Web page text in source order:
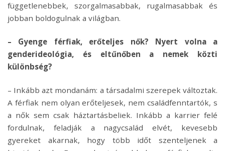
függetlenebbek, szorgalmasabbak, rugalmasabbak és
jobban boldogulnak a világban.
– Gyenge férfiak, erőteljes nők? Nyert volna a
genderideológia, és eltűnőben a nemek közti
különbség?
– Inkább azt mondanám: a társadalmi szerepek változtak.
A férfiak nem olyan erőteljesek, nem családfenntartók, s
a nők sem csak háztartásbeliek. Inkább a karrier felé
fordulnak, feladják a nagycsalád elvét, kevesebb
gyereket akarnak, hogy több időt szenteljenek a